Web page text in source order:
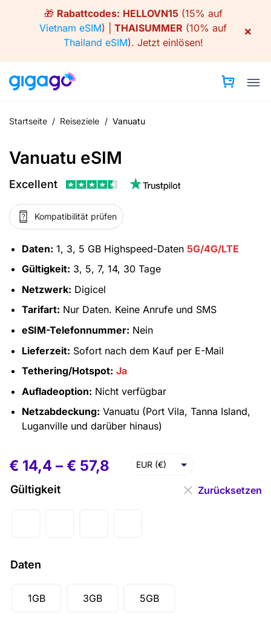
🎁 Rabattcodes: HELLOVN15(15% auf
Vietnam eSIM) | THAISUMMER (10% auf
Thailand eSIM). Jetzt einlösen!
×
Startseite / Reiseziele / Vanuatu
Vanuatu eSIM
Excellent
Kompatibilität prüfen
Daten: 1, 3, 5 GB Highspeed-Daten 5G/4G/LTE
Gültigkeit: 3, 5, 7, 14, 30 Tage
Netzwerk: Digicel
Tarifart: Nur Daten. Keine Anrufe und SMS
eSIM-Telefonnummer: Nein
Lieferzeit: Sofort nach dem Kauf per E-Mail
Tethering/Hotspot: Ja
Aufladeoption: Nicht verfügbar
Netzabdeckung: Vanuatu (Port Vila, Tanna Island,
Luganville und darüber hinaus)
€ 14,4 – € 57,8 EUR (€)
Gültigkeit
Daten
1GB 3GB 5GB
Zurücksetzen